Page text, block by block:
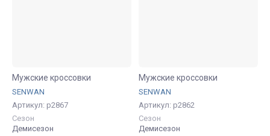
Мужские кроссовки
SENWAN
Артикул: р2867
Сезон
Демисезон
Мужские кроссовки
SENWAN
Артикул: р2862
Сезон
Демисезон